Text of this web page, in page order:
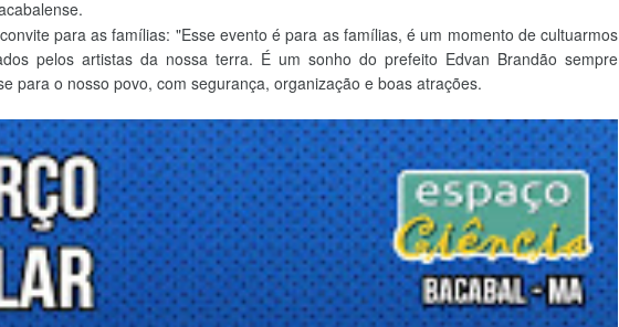
para as famílias: "Esse evento é para as famílias, é um momento de cultuarmos
pelos artistas da nossa terra. É um sonho do prefeito Edvan Brandão sempre
para o nosso povo, com segurança, organização e boas atrações.